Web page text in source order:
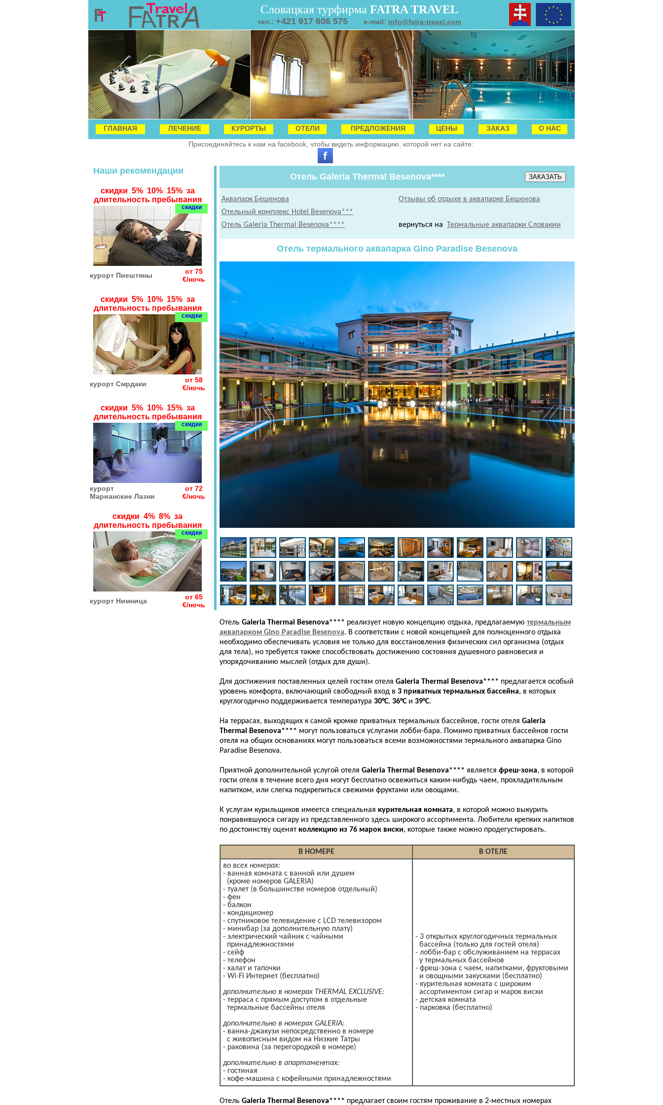
Словацкая турфирма FATRA TRAVEL
тел.: +421 917 606 575 e-mail: info@fatra-travel.com
ГЛАВНАЯ ЛЕЧЕНИЕ КУРОРТЫ ОТЕЛИ ПРЕДЛОЖЕНИЯ ЦЕНЫ ЗАКАЗ
О НАС
Присоединяйтесь к нам на facebook, чтобы видеть информацию, которой нет на сайте:
Наши рекомендации
скидки 5% 10% 15% за
длительность пребывания
скидки
курорт Пиештяны
от 75
€/ночь
скидки 5% 10% 15% за
длительность пребывания
скидки
курорт Смрдаки
от 58
€/ночь
скидки 5% 10% 15% за
длительность пребывания
скидки
курорт
Марианские Лазни
от 72
€/ночь
скидки 4% 8% за
длительность пребывания
скидки
курорт Нимница
от 65
€/ночь
Отель Galeria Thermal Besenova****
Аквапарк Бешенова
Отзывы об отдыхе в аквапарке Бешенова
Отельный комплекс Hotel Besenova***
Отель Galeria Thermal Besenova****
вернуться на Термальные аквапарки Словакии
Отель термального аквапарка Gino Paradise Besenova
Отель Galeria Thermal Besenova**** реализует новую концепцию отдыха, предлагаемую термальным
аквапарком Gino Paradise Besenova. В соответствии с новой концепцией для полноценного отдыха
необходимо обеспечивать условия не только для восстановления физических сил организма (отдых
для тела), но требуется также способствовать достижению состояния душевного равновесия и
упорядочиванию мыслей (отдых для души).
Для достижения поставленных целей гостям отеля Galeria Thermal Besenova**** предлагается особый
уровень комфорта, включающий свободный вход в 3 приватных термальных бассейна, в которых
круглогодично поддерживается температура 30°С, 36°Си 39°С.
На террасах, выходящих к самой кромке приватных термальных бассейнов, гости отеля Galeria
Thermal Besenova**** могут пользоваться услугами лобби-бара. Помимо приватных бассейнов гости
отеля на общих основаниях могут пользоваться всеми возможностями термального аквапарка Gino
Paradise Besenova.
Приятной дополнительной услугой отеля Galeria Thermal Besenova**** является фреш-зона, в которой
гости отеля в течение всего дня могут бесплатно освежиться каким-нибудь чаем, прохладительным
напитком, или слегка подкрепиться свежими фруктами или овощами.
К услугам курильщиков имеется специальная курительная комната, в которой можно выкурить
понравившуюся сигару из представленного здесь широкого ассортимента. Любители крепких напитков
по достоинству оценят коллекцию из 76 марок виски, которые также можно продегустировать.
В НОМЕРЕ
В ОТЕЛЕ
во всех номерах:
- ванная комната с ванной или душем
(кроме номеров GALERIA)
- туалет (в большинстве номеров отдельный)
- фен
- балкон
- кондиционер
- спутниковое телевидение с LCD телевизором
- минибар (за дополнительную плату)
- электрический чайник с чайными
принадлежностями
- сейф
- телефон
- халат и тапочки
- Wi-Fi Интернет (бесплатно)
дополнительно в номерах THERMAL EXCLUSIVE:
- терраса с прямым доступом в отдельные
термальные бассейны отеля
дополнительно в номерах GALERIA:
- ванна-джакузи непосредственно в номере
с живописным видом на Низкие Татры
- раковина (за перегородкой в номере)
дополнительно в апартаментах:
- гостиная
- кофе-машина с кофейными принадлежностями
- 3 открытых круглогодичных термальных
бассейна (только для гостей отеля)
- лобби-бар с обслуживанием на террасах
у термальных бассейнов
- фреш-зона с чаем, напитками, фруктовыми
и овощными закусками (бесплатно)
- курительная комната с широким
ассортиментом сигар и марок виски
- детская комната
- парковка (бесплатно)
Отель Galeria Thermal Besenova**** предлагает своим гостям проживание в 2-местных номерах